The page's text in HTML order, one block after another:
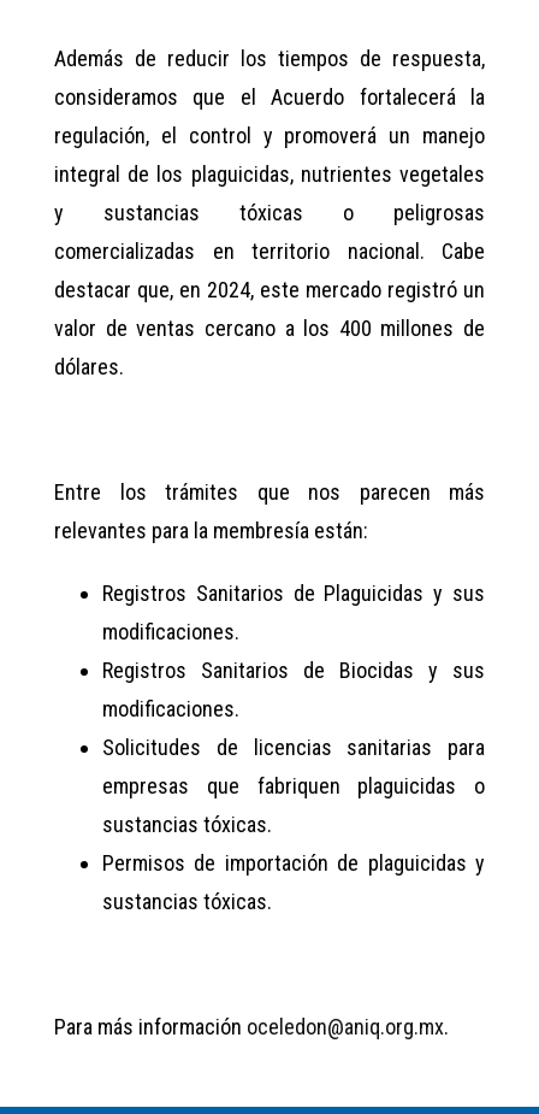
Además de reducir los tiempos de respuesta,
consideramos que el Acuerdo fortalecerá la
regulación, el control y promoverá un manejo
integral de los plaguicidas, nutrientes vegetales
y sustancias tóxicas o peligrosas
comercializadas en territorio nacional. Cabe
destacar que, en 2024, este mercado registró un
valor de ventas cercano a los 400 millones de
dólares.
Entre los trámites que nos parecen más
relevantes para la membresía están:
Registros Sanitarios de Plaguicidas y sus
modificaciones.
Registros Sanitarios de Biocidas y sus
modificaciones.
Solicitudes de licencias sanitarias para
empresas que fabriquen plaguicidas o
sustancias tóxicas.
Permisos de importación de plaguicidas y
sustancias tóxicas.
Para más información oceledon@aniq.org.mx.